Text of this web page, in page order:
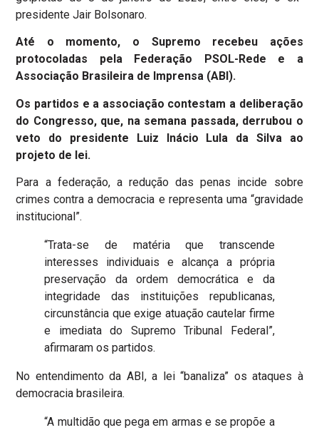
presidente Jair Bolsonaro.
Até o momento, o Supremo recebeu ações
protocoladas pela Federação PSOL-Rede e a
Associação Brasileira de Imprensa (ABI).
Os partidos e a associação contestam a deliberação
do Congresso, que, na semana passada, derrubou o
veto do presidente Luiz Inácio Lula da Silva ao
projeto de lei.
Para a federação, a redução das penas incide sobre
crimes contra a democracia e representa uma “gravidade
institucional”.
“Trata-se de matéria que transcende
interesses individuais e alcança a própria
preservação da ordem democrática e da
integridade das instituições republicanas,
circunstância que exige atuação cautelar firme
e imediata do Supremo Tribunal Federal”,
afirmaram os partidos.
No entendimento da ABI, a lei “banaliza” os ataques à
democracia brasileira.
“A multidão que pega em armas e se propõe a